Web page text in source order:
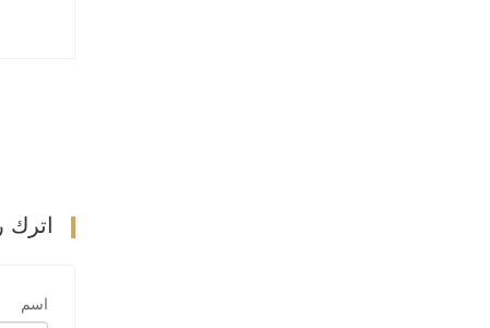
اترك
اسم